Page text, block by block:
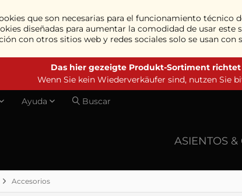
que son necesarias para el funcionamiento técnico
diseñadas para aumentar la comodidad de usar
con otros sitios web y redes sociales solo se usan con
Das hier gezeigte Produkt-Sortiment
Wenn Sie kein Wiederverkäufer sind, nutzen Sie
Ayuda Buscar
ASIENTOS &
Accesorios